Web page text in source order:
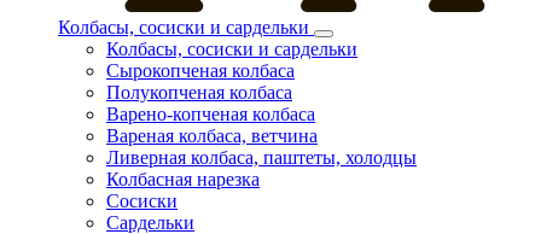
Колбасы, сосиски и сардельки
Колбасы, сосиски и сардельки
Сырокопченая колбаса
Полукопченая колбаса
Варено-копченая колбаса
Вареная колбаса, ветчина
Ливерная колбаса, паштеты, холодцы
Колбасная нарезка
Сосиски
Сардельки